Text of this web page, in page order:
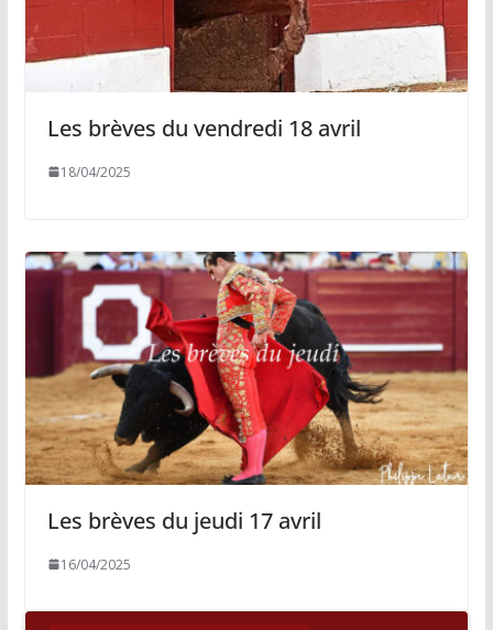
Les brèves du vendredi 18 avril
18/04/2025
Les brèves du jeudi 17 avril
16/04/2025